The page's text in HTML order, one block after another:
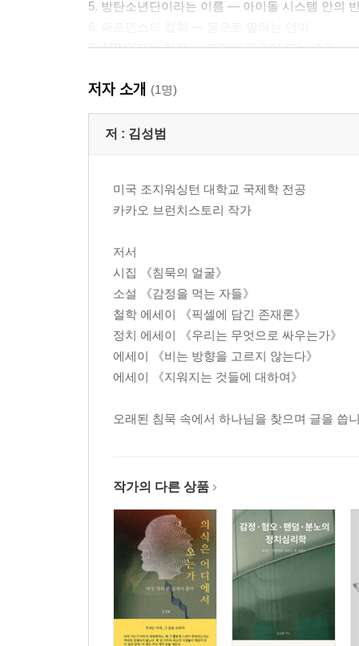
5. 방탄소년단이라는 이름 — 아이돌 시스템 안의
7. ARMY라는 현상 — 팬덤이 예술이 되는 순간
3부 두 그룹을 함께 놓는다
11. 한국어로 세계를 울린다는 것
12. 대중음악은 철학이다 — 두 그룹이 남긴 질문
닫는 말 — 두 개의 무대 앞에서
저자 소개 (1명)
저 : 김성범
미국 조지워싱턴 대학교 국제학 전공
카카오 브런치스토리 작가
저서
시집 《침묵의 얼굴》
소설 《감정을 먹는 자들》
철학 에세이 《픽셀에 담긴 존재론》
정치 에세이 《우리는 무엇으로 싸우는가》
에세이 《비는 방향을 고르지 않는다》
에세이 《지워지는 것들에 대하여》
오래된 침묵 속에서 하나님을 찾으며 글을 씁
작가의 다른 상품